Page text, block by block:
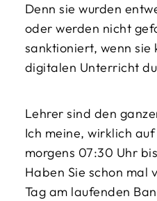
Denn sie wurden
oder werden nicht
sanktioniert, wenn sie
digitalen Unterricht
Lehrer sind den
Ich meine, wirklich
morgens 07:30 Uhr
Haben Sie schon mal
Tag am laufenden